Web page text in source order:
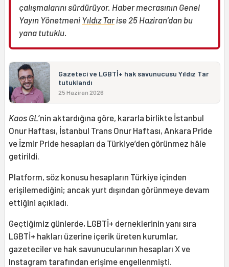
çalışmalarını sürdürüyor. Haber mecrasının Genel
Yayın Yönetmeni Yıldız Tarise 25 Haziran’dan bu
yana tutuklu.
Gazeteci ve LGBTİ+ hak savunucusu Yıldız Tar
tutuklandı
25 Haziran 2026
Kaos GL ’nin aktardığına göre, kararla birlikte İstanbul
Onur Haftası, İstanbul Trans Onur Haftası, Ankara Pride
ve İzmir Pride hesapları da Türkiye’den görünmez hâle
getirildi.
Platform, söz konusu hesapların Türkiye içinden
erişilemediğini; ancak yurt dışından görünmeye devam
ettiğini açıkladı.
Geçtiğimiz günlerde, LGBTİ+ derneklerinin yanı sıra
LGBTİ+ hakları üzerine içerik üreten kurumlar,
gazeteciler ve hak savunucularının hesapları X ve
Instagram tarafından erişime engellenmişti.